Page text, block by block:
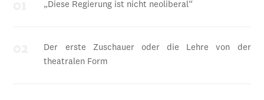
„Diese Regierung ist nicht neoliberal“
Der erste Zuschauer oder die Lehre von der
theatralen Form